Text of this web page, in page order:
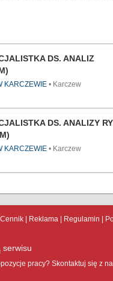
DS. ANALIZ
KARCZEWIE
Karczew
DS. ANALIZY
KARCZEWIE
Karczew
Cennik Reklama Regulamin
serwisu
pracy? Skontaktuj się z